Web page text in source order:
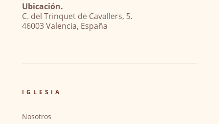
Ubicación.
C. del Trinquet de Cavallers, 5.
46003 Valencia, España
IGLESIA
Nosotros